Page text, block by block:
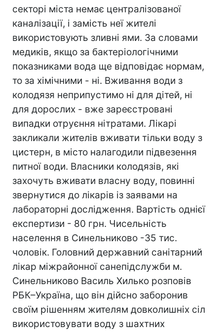
секторі міста немає централізованої
каналізації, і замість неї жителі
використовують зливні ями. За словами
медиків, якщо за бактеріологічними
показниками вода ще відповідає нормам,
то за хімічними - ні. Вживання води з
колодязя неприпустимо ні для дітей, ні
для дорослих - вже зареєстровані
випадки отруєння нітратами. Лікарі
закликали жителів вживати тільки воду з
цистерн, в місто налагодили підвезення
питної води. Власники колодязів, які
захочуть вживати власну воду, повинні
звернутися до лікарів із заявами на
лабораторні дослідження. Вартість однієї
експертизи - 80 грн. Чисельність
населення в Синельниково -35 тис.
чоловік. Головний державний санітарний
лікар міжрайонної санепідслужби м.
Синельниково Василь Хилько розповів
РБК–Україна, що він дійсно заборонив
своїм рішенням жителям довколишніх сіл
використовувати воду з шахтних